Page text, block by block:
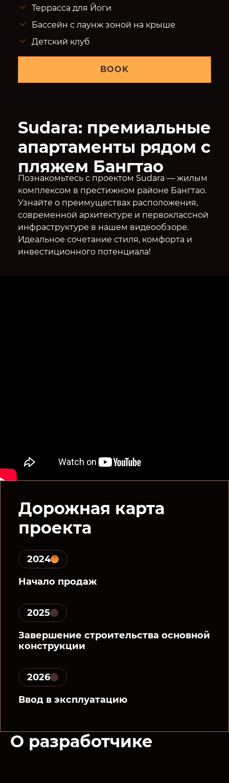
Террасса для Йоги
Бассейн с лаунж зоной на крыше
Детский клуб
BOOK
Sudara: премиальные
апартаменты рядом с
пляжем Бангтао
Познакомьтесь с проектом Sudara — жилым
комплексом в престижном районе Бангтао.
Узнайте о преимуществах расположения,
современной архитектуре и первоклассной
инфраструктуре в нашем видеообзоре.
Идеальное сочетание стиля, комфорта и
инвестиционного потенциала!
Дорожная карта
проекта
2024
Начало продаж
2025
Завершение строительства основной
конструкции
2026
Ввод в эксплуатацию
О разработчике